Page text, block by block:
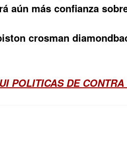
aún más confianza
crosman
POLITICAS DE